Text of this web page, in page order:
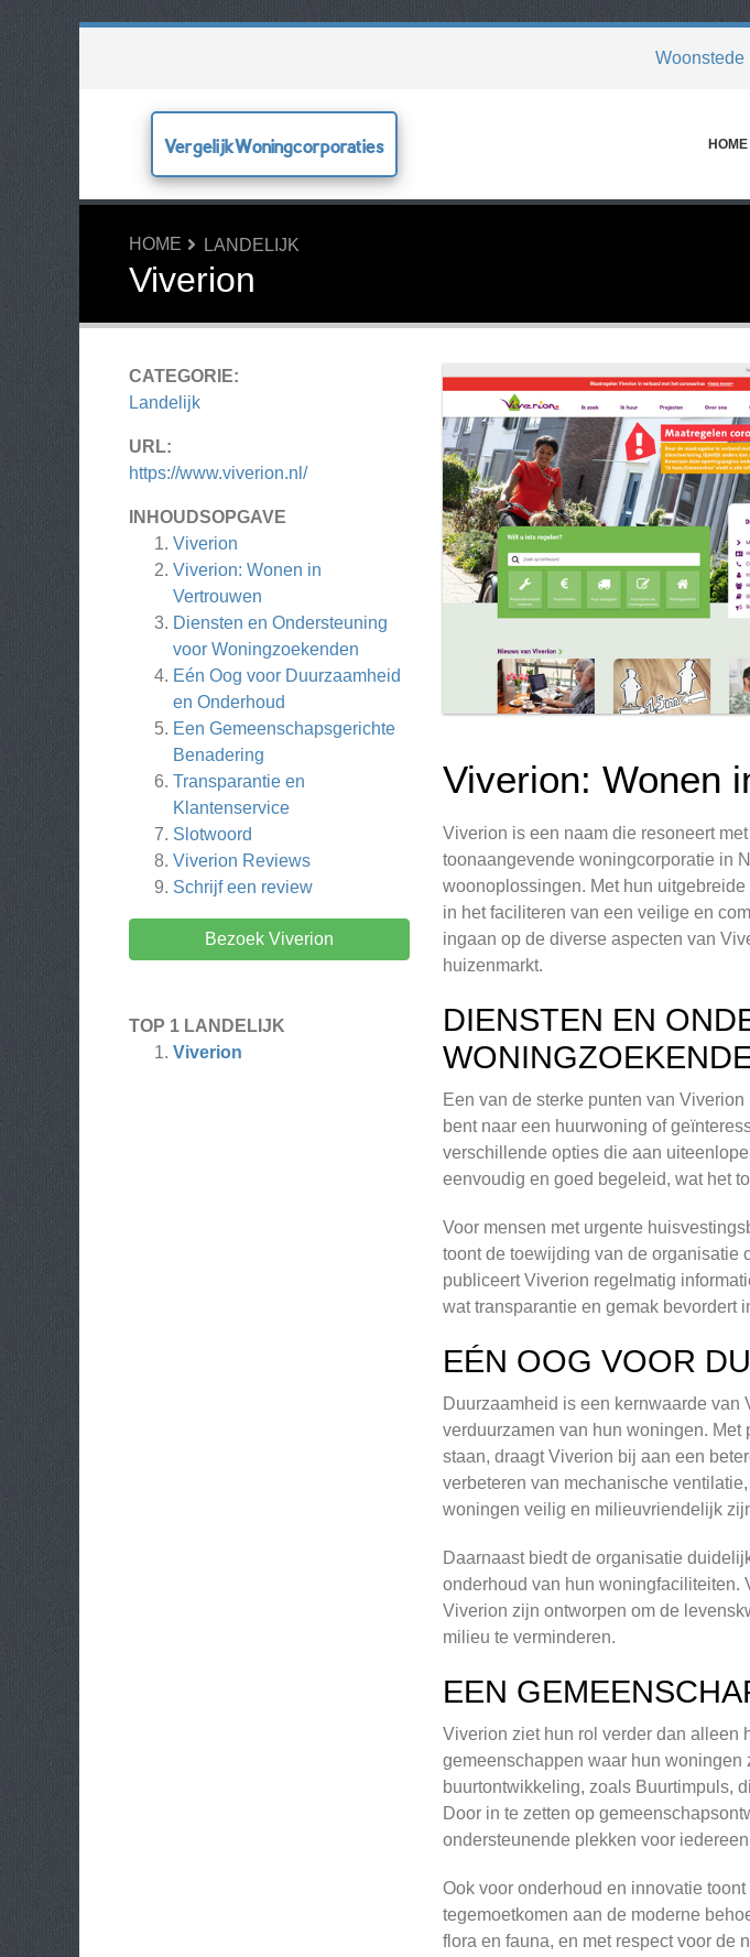
Woonstede
VergelijkWoningcorporaties HOME
HOME LANDELIJK
Viverion
CATEGORIE:
Landelijk
URL:
https://www.viverion.nl/
INHOUDSOPGAVE
Viverion
Viverion: Wonen in
Vertrouwen
Diensten en Ondersteuning
voor Woningzoekenden
Eén Oog voor Duurzaamheid
en Onderhoud
Een Gemeenschapsgerichte
Benadering
Transparantie en
Klantenservice
Slotwoord
Viverion Reviews
Schrijf een review
Bezoek Viverion
TOP 1 LANDELIJK
Viverion
Viverion: Wonen
Viverion is een naam die resoneert
toonaangevende woningcorporatie in
woonoplossingen. Met hun
in het faciliteren van een veilige en
ingaan op de diverse aspecten van
huizenmarkt.
DIENSTEN EN
Een van de sterke punten van
bent naar een huurwoning of
verschillende opties die aan
eenvoudig en goed begeleid, wat het
Voor mensen met urgente
toont de toewijding van de organisatie
publiceert Viverion regelmatig
wat transparantie en gemak bevordert
EÉN OOG VOOR
Duurzaamheid is een kernwaarde
verduurzamen van hun woningen.
staan, draagt Viverion bij aan een
verbeteren van mechanische
woningen veilig en milieuvriendelijk
Daarnaast biedt de organisatie
onderhoud van hun woningfaciliteiten.
Viverion zijn ontworpen om de
milieu te verminderen.
EEN
Viverion ziet hun rol verder dan alleen
gemeenschappen waar hun
buurtontwikkeling, zoals Buurtimpuls,
Door in te zetten op
ondersteunende plekken voor
Ook voor onderhoud en innovatie
tegemoetkomen aan de moderne
flora en fauna, en met respect voor de